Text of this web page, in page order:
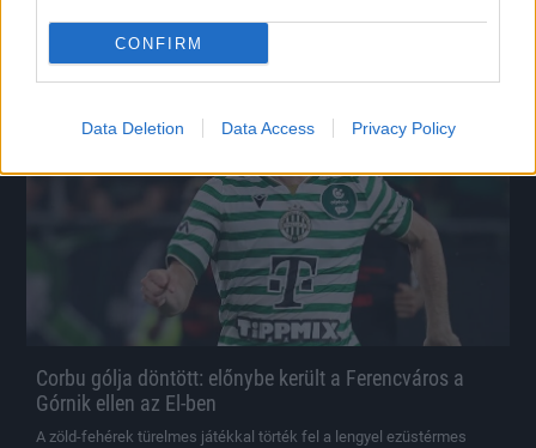
CONFIRM
Data Deletion Data Access Privacy Policy
Corbu gólja döntött: előnybe került a Ferencváros a
Górnik ellen az El-ben
A zöld-fehérek türelmes játékkal törték fel a lengyel ezüstérmes